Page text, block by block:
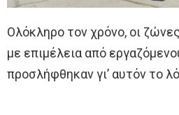
Ολόκληρο τον χρόνο, οι
με επιμέλεια από
προσλήφθηκαν γι’ αυτόν το